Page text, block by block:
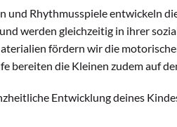
und Rhythmusspiele entwickeln
werden gleichzeitig in ihrer
fördern wir die
bereiten die Kleinen zudem auf
Entwicklung deines